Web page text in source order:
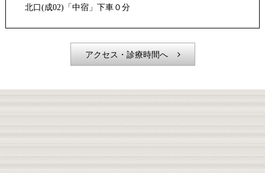
北口(成02)「中宿」下車０分
アクセス・診療時間へ